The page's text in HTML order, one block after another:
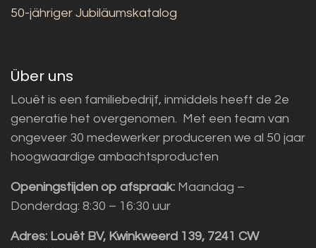
50-jähriger Jubiläumskatalog
Über uns
Louët is een familiebedrijf, inmiddels heeft de 2e
generatie het overgenomen. Met een team van
ongeveer 30 medewerker produceren we al 50 jaar
hoogwaardige ambachtsproducten
Openingstijden op afspraak: Maandag –
Donderdag: 8:30 – 16:30 uur
Adres: Louët BV, Kwinkweerd 139, 7241 CW